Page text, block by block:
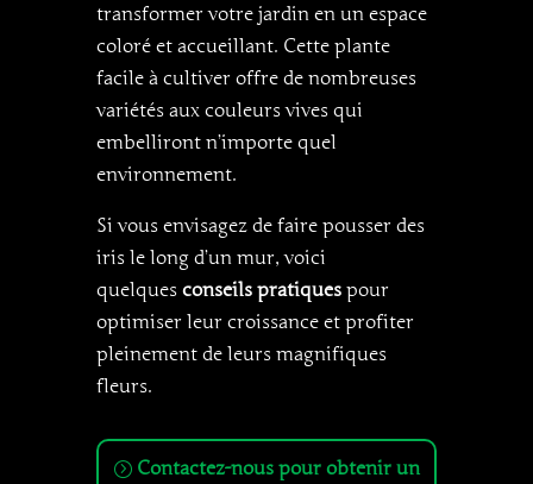
transformer votre jardin en un espace
coloré et accueillant. Cette plante
facile à cultiver offre de nombreuses
variétés aux couleurs vives qui
embelliront n’importe quel
environnement.
Si vous envisagez de faire pousser des
iris le long d’un mur, voici
quelques conseils pratiquespour
optimiser leur croissance et profiter
pleinement de leurs magnifiques
fleurs.
Contactez-nous pour obtenir un